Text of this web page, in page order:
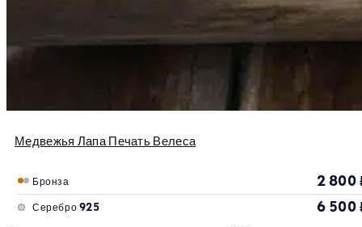
Медвежья Лапа Печать Велеса
Бронза 2 800
Серебро 925 6 500